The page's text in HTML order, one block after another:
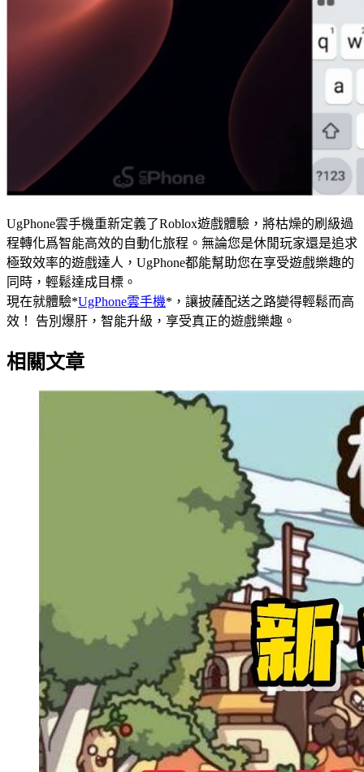
UgPhone雲手機重新定義了Roblox遊戲體驗，將枯燥的刷級過
程轉化爲智能高效的自動化旅程。無論您是休閒玩家還是追求
極致效率的遊戲達人，UgPhone都能幫助您在享受遊戲樂趣的
同時，輕鬆達成目標。
現在就體驗*UgPhone雲手機*，讓披薩配送之路變得輕鬆而高
效！​ 告別爆肝，智能升級，享受真正的遊戲樂趣。
相關文章